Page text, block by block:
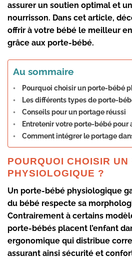
assurer un soutien optimal et
nourrisson. Dans cet article,
offrir à votre bébé le meilleur
grâce aux porte-bébé.
Au sommaire
Pourquoi choisir un porte-bébé
Les différents types de porte-
Conseils pour un portage réussi
Entretenir votre porte-bébé pour
Comment intégrer le portage
POURQUOI CHOISIR
PHYSIOLOGIQUE ?
Un porte-bébé physiologique
du bébé respecte sa
Contrairement à certains
porte-bébés placent l’enfant
ergonomique qui distribue
assurant ainsi sécurité et